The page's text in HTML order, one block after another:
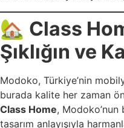
🏡 Class
Şıklığın ve
Modoko, Türkiye’nin
burada kalite her zaman
Class Home,
tasarım anlayışıyla